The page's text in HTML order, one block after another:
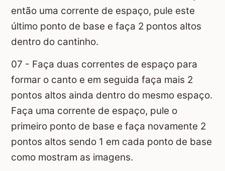
então uma corrente de espaço, pule este
último ponto de base e faça 2 pontos altos
dentro do cantinho.
07 - Faça duas correntes de espaço para
formar o canto e em seguida faça mais 2
pontos altos ainda dentro do mesmo espaço.
Faça uma corrente de espaço, pule o
primeiro ponto de base e faça novamente 2
pontos altos sendo 1 em cada ponto de base
como mostram as imagens.